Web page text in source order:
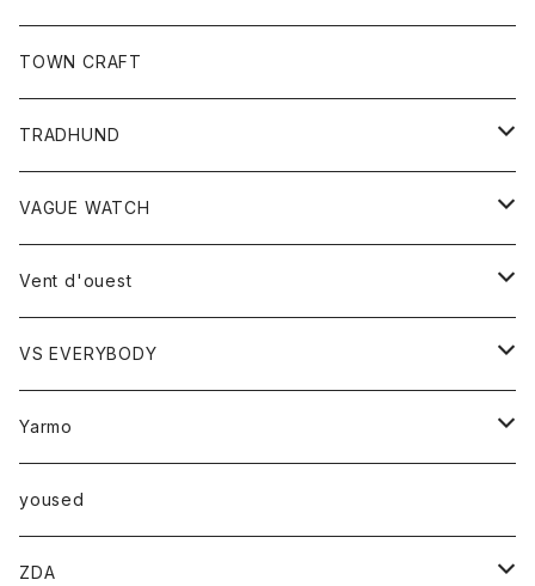
トップス
レディース
カットソー
TOWN CRAFT
TRADHUND
セーター
ベスト
VAGUE WATCH
時計
Vent d'ouest
ボトム
スカート
トップス
ベスト
VS EVERYBODY
トップス
Ｔシャツ
Yarmo
アウター
コート
小物
yoused
ZDA